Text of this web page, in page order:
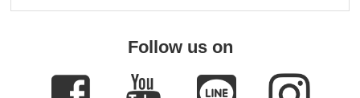
Follow us on